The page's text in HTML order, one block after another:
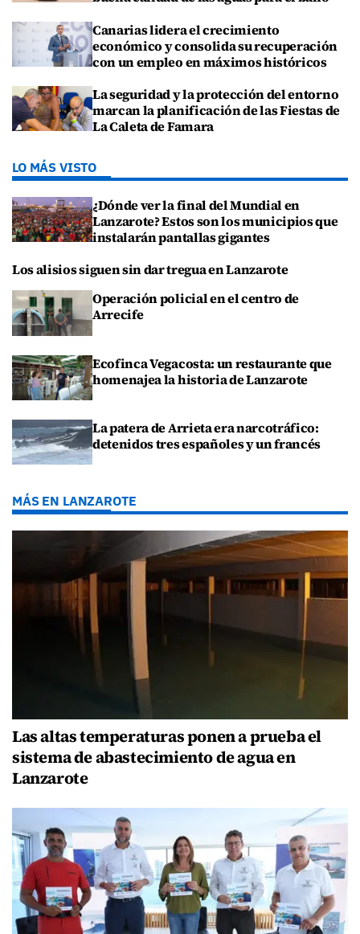
Canarias lidera el crecimiento
económico y consolida su recuperación
con un empleo en máximos históricos
La seguridad y la protección del entorno
marcan la planificación de las Fiestas de
La Caleta de Famara
LO MÁS VISTO
¿Dónde ver la final del Mundial en
Lanzarote? Estos son los municipios que
instalarán pantallas gigantes
Los alisios siguen sin dar tregua en Lanzarote
Operación policial en el centro de
Arrecife
Ecofinca Vegacosta: un restaurante que
homenajea la historia de Lanzarote
La patera de Arrieta era narcotráfico:
detenidos tres españoles y un francés
MÁS EN LANZAROTE
Las altas temperaturas ponen a prueba el
sistema de abastecimiento de agua en
Lanzarote